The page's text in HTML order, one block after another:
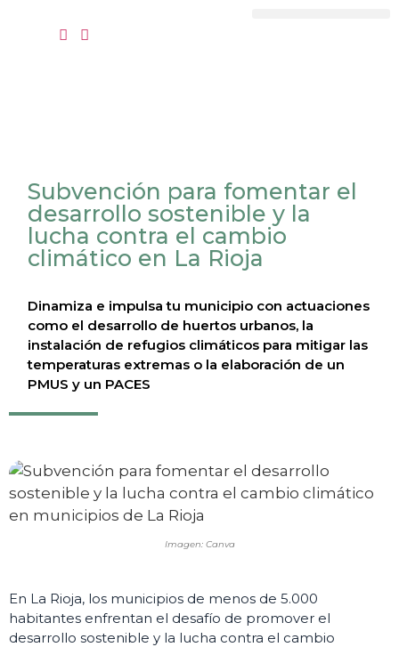
Subvención para fomentar el
desarrollo sostenible y la
lucha contra el cambio
climático en La Rioja
Dinamiza e impulsa tu municipio con actuaciones
como el desarrollo de huertos urbanos, la
instalación de refugios climáticos para mitigar las
temperaturas extremas o la elaboración de un
PMUS y un PACES
Imagen: Canva
En La Rioja, los municipios de menos de 5.000
habitantes enfrentan el desafío de promover el
desarrollo sostenible y la lucha contra el cambio